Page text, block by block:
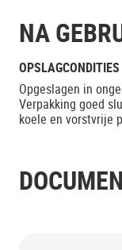
NA
OPSLAGCONDITIES
Opgeslagen in
Verpakking goed
koele en vorstvrije